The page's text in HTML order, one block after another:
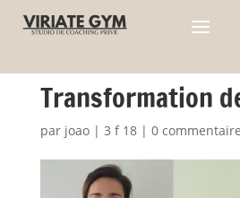
Transformation
par joao| 3 f 18| 0